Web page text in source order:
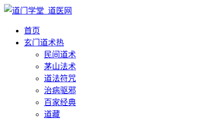
首页
玄门道术热
民间道术
茅山法术
道法符咒
治病驱邪
百家经典
道藏